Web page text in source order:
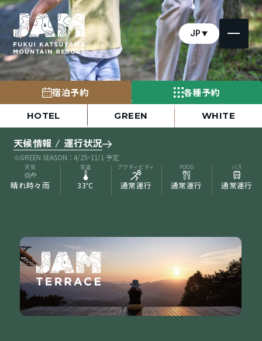
JP
宿泊予約 各種予約
HOTEL GREEN WHITE
天候情報 / 運行状況
※GREEN SEASON：4/25~11/1 予定
天気
晴れ時々雨
気温
33℃
アクティビティ
通常運行
FOOD
通常運行
バス
通常運行